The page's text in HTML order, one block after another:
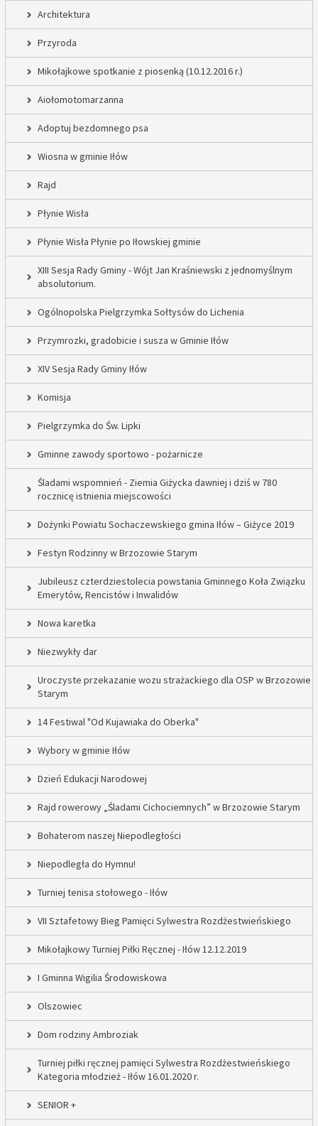
Architektura
Przyroda
Mikołajkowe spotkanie z piosenką (10.12.2016 r.)
Aiołomotomarzanna
Adoptuj bezdomnego psa
Wiosna w gminie Iłów
Rajd
Płynie Wisła
Płynie Wisła Płynie po Iłowskiej gminie
XIII Sesja Rady Gminy - Wójt Jan Kraśniewski z jednomyślnym
absolutorium.
Ogólnopolska Pielgrzymka Sołtysów do Lichenia
Przymrozki, gradobicie i susza w Gminie Iłów
XIV Sesja Rady Gminy Iłów
Komisja
Pielgrzymka do Św. Lipki
Gminne zawody sportowo - pożarnicze
Śladami wspomnień - Ziemia Giżycka dawniej i dziś w 780
rocznicę istnienia miejscowości
Dożynki Powiatu Sochaczewskiego gmina Iłów – Giżyce 2019
Festyn Rodzinny w Brzozowie Starym
Jubileusz czterdziestolecia powstania Gminnego Koła Związku
Emerytów, Rencistów i Inwalidów
Nowa karetka
Niezwykły dar
Uroczyste przekazanie wozu strażackiego dla OSP w Brzozowie
Starym
14 Festiwal "Od Kujawiaka do Oberka"
Wybory w gminie Iłów
Dzień Edukacji Narodowej
Rajd rowerowy „Śladami Cichociemnych” w Brzozowie Starym
Bohaterom naszej Niepodległości
Niepodległa do Hymnu!
Turniej tenisa stołowego - Iłów
VII Sztafetowy Bieg Pamięci Sylwestra Rozdżestwieńskiego
Mikołajkowy Turniej Piłki Ręcznej - Iłów 12.12.2019
I Gminna Wigilia Środowiskowa
Olszowiec
Dom rodziny Ambroziak
Turniej piłki ręcznej pamięci Sylwestra Rozdżestwieńskiego
Kategoria młodzież - Iłów 16.01.2020 r.
SENIOR +